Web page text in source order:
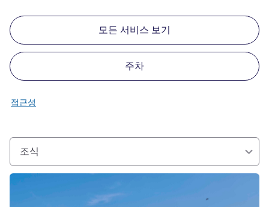
모든 서비스 보기
주차
접근성
조식
세부 정보 보기